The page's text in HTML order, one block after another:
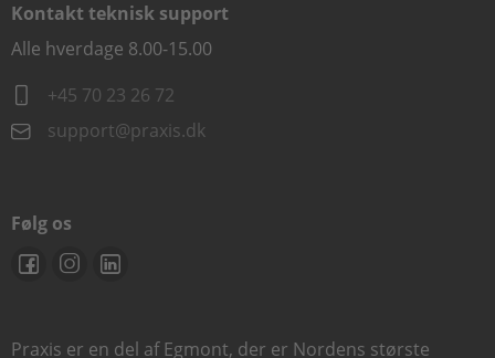
Kontakt teknisk support
Alle hverdage 8.00-15.00
+45 70 23 26 72
support@praxis.dk
Følg os
Praxis er en del af Egmont, der er Nordens største